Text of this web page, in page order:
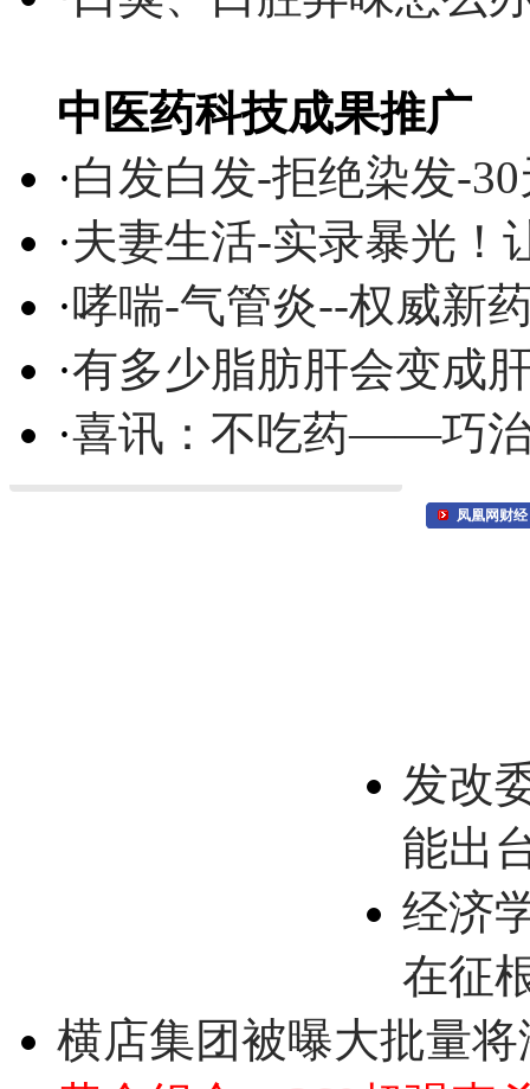
中医药科技成果推广
·白发白发-拒绝染发-
·夫妻生活-实录暴光！
·哮喘-气管炎--权威新
·有多少脂肪肝会变成
·喜讯：不吃药——巧
凤凰网财经
发改
能出
经济
在征
横店集团被曝大批量